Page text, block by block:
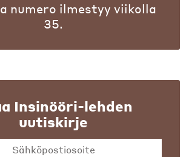
numero ilmestyy viikolla
35.
Insinööri-lehden
uutiskirje